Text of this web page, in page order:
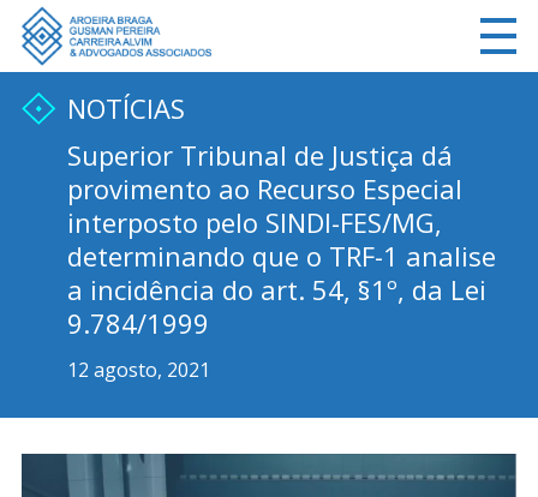
NOTÍCIAS
Superior Tribunal de Justiça dá
provimento ao Recurso Especial
interposto pelo SINDI-FES/MG,
determinando que o TRF-1 analise
a incidência do art. 54, §1º, da Lei
9.784/1999
12 agosto, 2021